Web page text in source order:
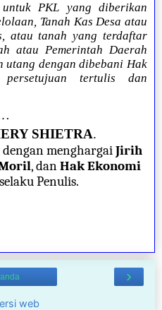
PKL yang diberikan
Tanah Kas Desa atau
atau tanah yang terdaftar
atau Pemerintah Daerah
dengan dibebani Hak
persetujuan tertulis dan
SHIETRA.
menghargaiJirih
, danHak Ekonomi
Penulis.
›
web